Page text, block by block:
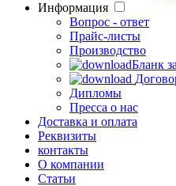
Информация
Вопрос - ответ
Прайс-листы
Производство
Бланк
Дипломы
Пресса о нас
Доставка и оплата
Реквизиты
контакты
О компании
Статьи